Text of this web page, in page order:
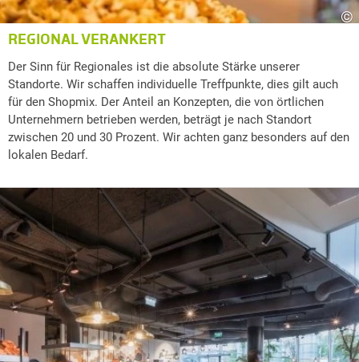
©
REGIONAL VERANKERT
Der Sinn für Regionales ist die absolute Stärke unserer
Standorte. Wir schaffen individuelle Treffpunkte, dies gilt auch
für den Shopmix. Der Anteil an Konzepten, die von örtlichen
Unternehmern betrieben werden, beträgt je nach Standort
zwischen 20 und 30 Prozent. Wir achten ganz besonders auf den
lokalen Bedarf.